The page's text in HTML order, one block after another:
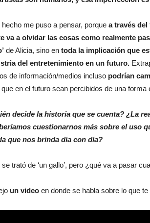
hecho me puso a pensar, porque a través
va a olvidar las cosas como realmente
de Alicia, sino en toda la implicación que
del entretenimiento en un futuro.
de información/medios incluso podrían
que en el futuro sean percibidos de una forma
decide la historia que se cuenta? ¿La
cuestionarnos más sobre el uso
que nos brinda día con día?
se trató de ‘un gallo’, pero ¿qué va a pasar
un video en donde se habla sobre lo que te